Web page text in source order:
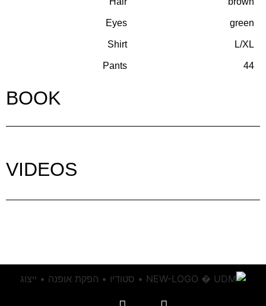
Eyes green
Shirt L/XL
Pants 44
BOOK
VIDEOS